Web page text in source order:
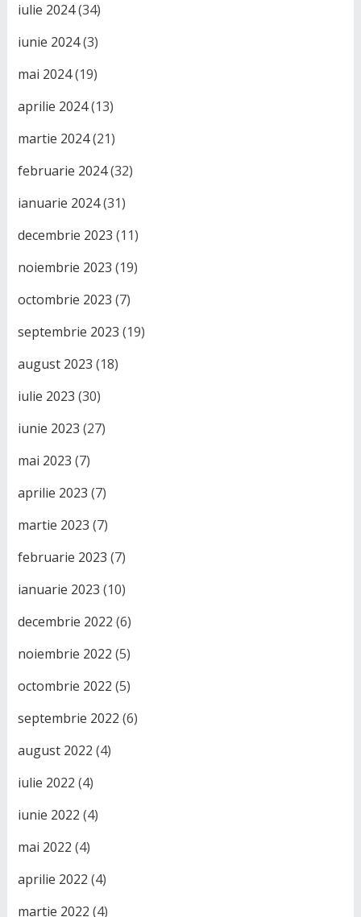
iulie 2024(34)
iunie 2024(3)
mai 2024(19)
aprilie 2024(13)
martie 2024(21)
februarie 2024(32)
ianuarie 2024(31)
decembrie 2023 (11)
noiembrie 2023 (19)
octombrie 2023 (7)
septembrie 2023 (19)
august 2023 (18)
iulie 2023 (30)
iunie 2023 (27)
mai 2023 (7)
aprilie 2023 (7)
martie 2023 (7)
februarie 2023 (7)
ianuarie 2023 (10)
decembrie 2022 (6)
noiembrie 2022 (5)
octombrie 2022 (5)
septembrie 2022 (6)
august 2022 (4)
iulie 2022 (4)
iunie 2022 (4)
mai 2022 (4)
aprilie 2022 (4)
martie 2022 (4)